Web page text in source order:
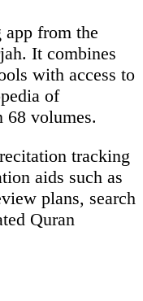
from the
It combines
with access to
of
68 volumes.
tracking
aids such as
plans, search
Quran